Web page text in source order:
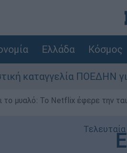
Ελλάδα Κόσμος
ΠΟΕΔΗΝ για Ζάκυνθο:
το μυαλό: Το Netflix έφερε την
Τελευταία